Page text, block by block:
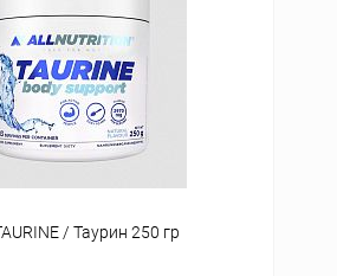
Сравнение
В наличии
/ Таурин 250 гр